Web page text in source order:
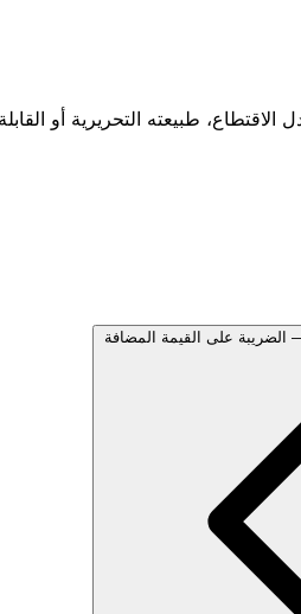
الاقتطاع، طبيعته التحريرية أو
الضريبة على القيمة المضافة